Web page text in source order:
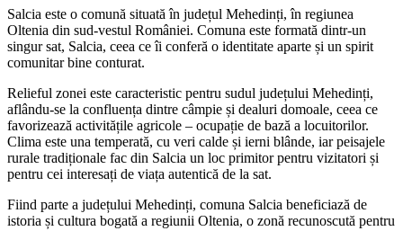
Salcia este o comună situată în județul Mehedinți, în regiunea
Oltenia din sud-vestul României. Comuna este formată dintr-un
singur sat, Salcia, ceea ce îi conferă o identitate aparte și un spirit
comunitar bine conturat.
Relieful zonei este caracteristic pentru sudul județului Mehedinți,
aflându-se la confluența dintre câmpie și dealuri domoale, ceea ce
favorizează activitățile agricole – ocupație de bază a locuitorilor.
Clima este una temperată, cu veri calde și ierni blânde, iar peisajele
rurale tradiționale fac din Salcia un loc primitor pentru vizitatori și
pentru cei interesați de viața autentică de la sat.
Fiind parte a județului Mehedinți, comuna Salcia beneficiază de
istoria și cultura bogată a regiunii Oltenia, o zonă recunoscută pentru